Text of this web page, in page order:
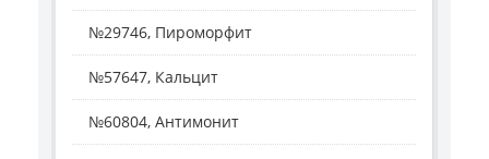
№29746, Пироморфит
№57647, Кальцит
№60804, Антимонит